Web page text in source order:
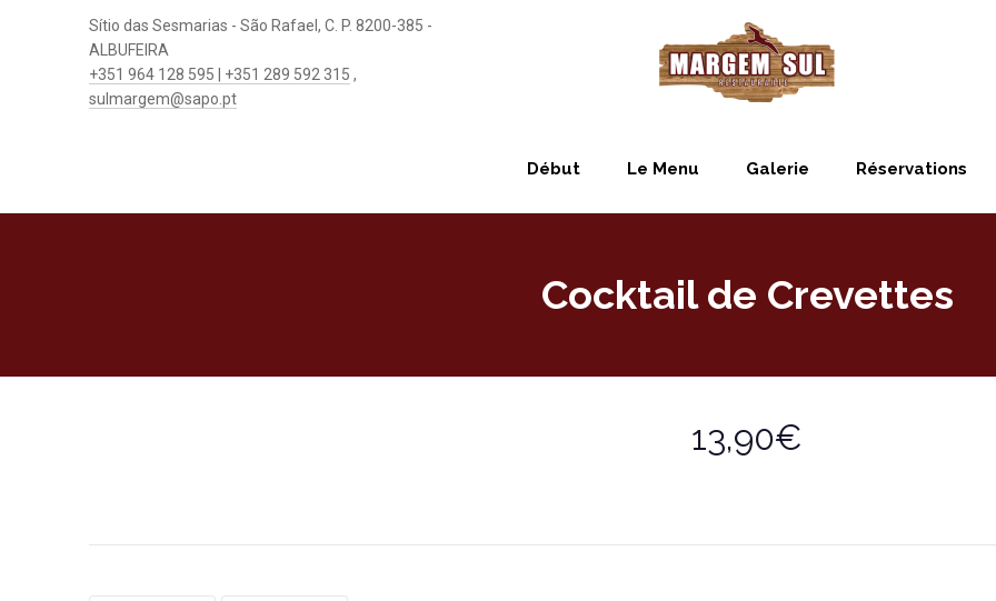
Sítio das Sesmarias - São Rafael, C. P. 8200-385 -
ALBUFEIRA
+351 964 128 595 | +351 289 592 315 ,
sulmargem@sapo.pt
Début Le Menu Galerie Réservations
Cocktail de Crevettes
13,90€